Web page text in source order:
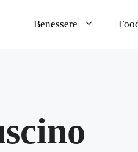
Benessere